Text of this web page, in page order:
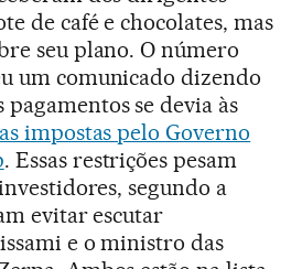
de café e chocolates, mas
seu plano. O número
um comunicado dizendo
se devia às
impostas pelo Governo
. Essas restrições pesam
segundo a
evitar escutar
e o ministro das